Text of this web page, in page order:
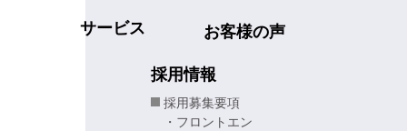
サービス お客様の声
採用情報
採用募集要項
・フロントエン